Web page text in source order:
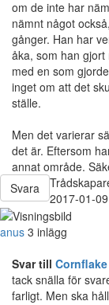
om de inte har
nämnt något
gånger. Han har
åka, som han
med en som
inget om att det
ställe.
Men det varierar
det är. Eftersom
annat område.
Svara
2017-01-
anus 3 inlägg
Svar till Cornflake
tack snälla för
farligt. Men ska